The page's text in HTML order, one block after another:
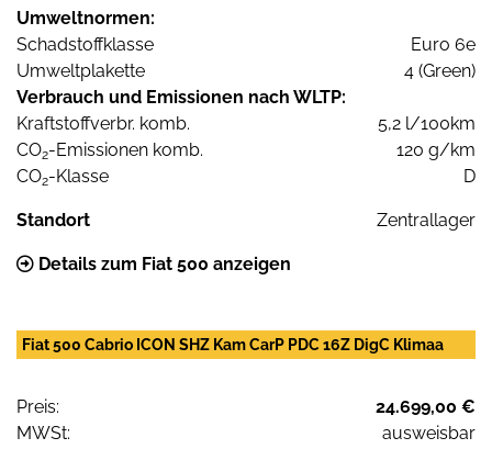
Umweltnormen:
Schadstoffklasse
Euro 6e
Umweltplakette
4 (Green)
Verbrauch und Emissionen nach WLTP:
Kraftstoffverbr. komb.
5,2 l/100km
CO2-Emissionen komb.
120 g/km
CO2-Klasse D
Standort Zentrallager
Details zum Fiat 500 anzeigen
Fiat 500 Cabrio ICON SHZ Kam CarP PDC 16Z DigC Klimaa
Preis:
24.699,00 €
MWSt:
ausweisbar